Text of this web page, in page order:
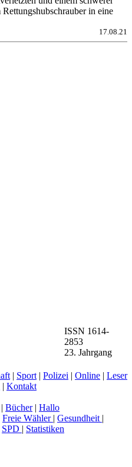
in eine
17.08.21
ISSN 1614-
2853
23. Jahrgang
| Sport | Polizei | Online | Leser
| Kontakt
Bücher| Hallo
Freie Wähler | Gesundheit |
SPD | Statistiken